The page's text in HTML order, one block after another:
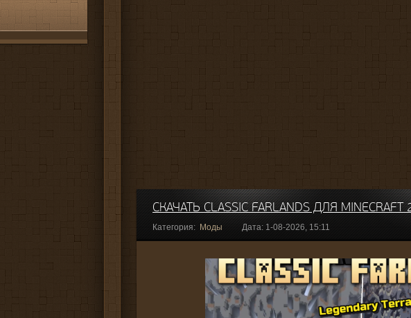
СКАЧАТЬ CLASSIC FARLANDS ДЛЯ MINECRAFT
Категория: Моды Дата: 1-08-2026, 15:11